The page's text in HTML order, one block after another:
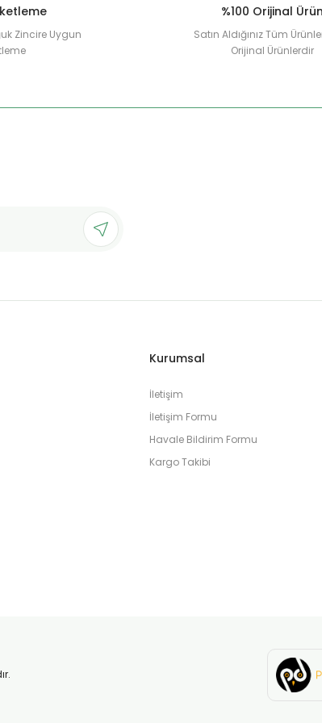
Zincire Uygun
%100 Orijinal Ürün
Satın Aldığınız Tüm
Orijinal Ürünlerdir
Kurumsal
İletişim
İletişim Formu
Havale Bildirim Formu
Kargo Takibi